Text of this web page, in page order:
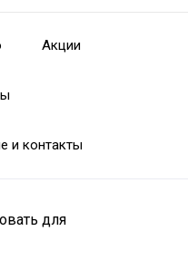
Акции
и контакты
для